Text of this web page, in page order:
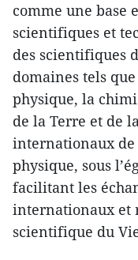
comme une base
scientifiques et
des scientifiques
domaines tels
physique, la
de la Terre et de
internationaux de
physique, sous
facilitant les
internationaux et
scientifique du